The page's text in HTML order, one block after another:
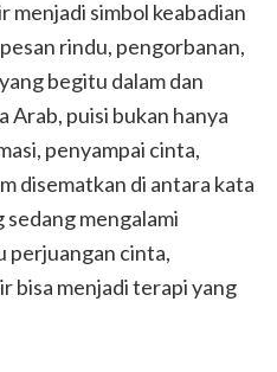
menjadi simbol keabadian
rindu, pengorbanan,
begitu dalam dan
Arab, puisi bukan hanya
penyampai cinta,
disematkan di antara kata
sedang mengalami
perjuangan cinta,
bisa menjadi terapi yang